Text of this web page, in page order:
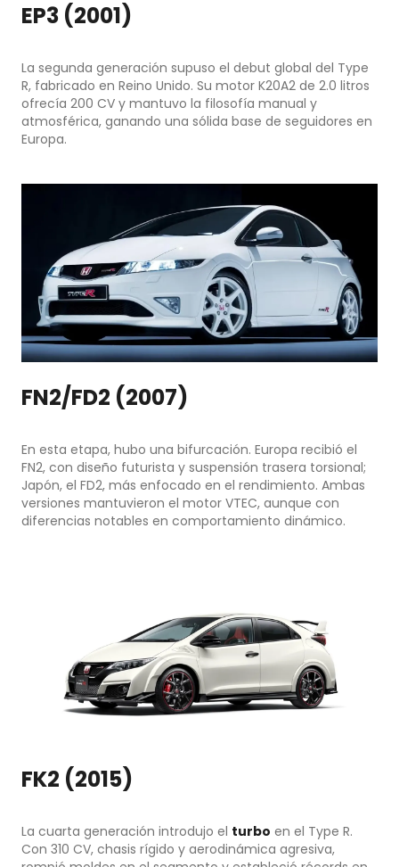
EP3 (2001)
La segunda generación supuso el debut global del Type
R, fabricado en Reino Unido. Su motor K20A2 de 2.0 litros
ofrecía 200 CV y mantuvo la filosofía manual y
atmosférica, ganando una sólida base de seguidores en
Europa.
FN2/FD2 (2007)
En esta etapa, hubo una bifurcación. Europa recibió el
FN2, con diseño futurista y suspensión trasera torsional;
Japón, el FD2, más enfocado en el rendimiento. Ambas
versiones mantuvieron el motor VTEC, aunque con
diferencias notables en comportamiento dinámico.
FK2 (2015)
La cuarta generación introdujo el turbo en el Type R.
Con 310 CV, chasis rígido y aerodinámica agresiva,